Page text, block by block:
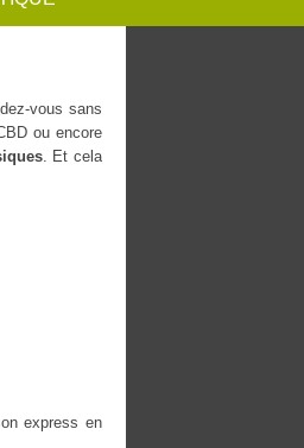
vous sans
ou encore
. Et cela
express en